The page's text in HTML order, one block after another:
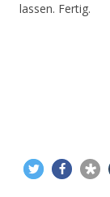
lassen. Fertig.